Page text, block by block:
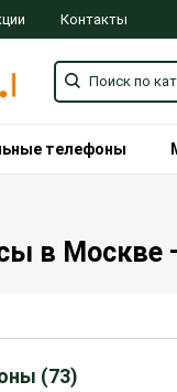
Контакты
телефоны
в Москве
(73)